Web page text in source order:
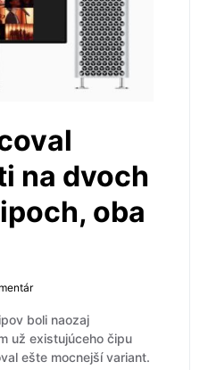
na dvoch
oba
boli naozaj
už existujúceho čipu
ešte mocnejší variant.